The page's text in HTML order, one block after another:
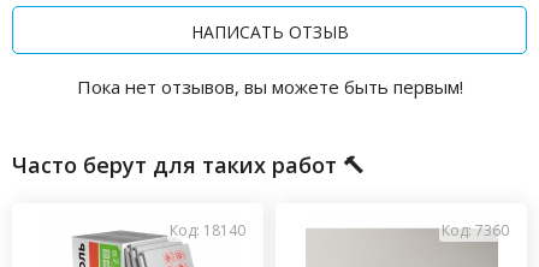
НАПИСАТЬ ОТЗЫВ
Пока нет отзывов, вы можете быть первым!
Часто берут для таких работ 🔨
Код: 18140 Код: 7360